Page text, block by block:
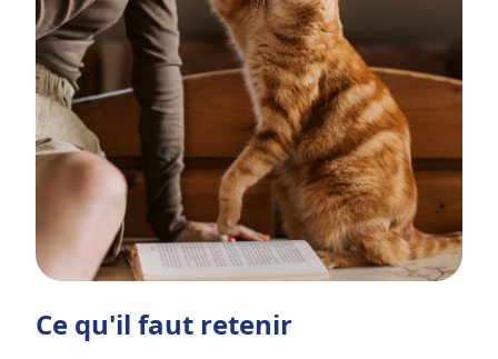
Ce qu'il faut retenir